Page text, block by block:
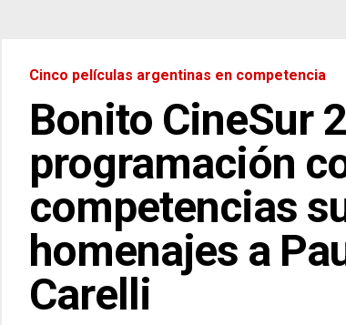
Cinco películas argentinas en competencia
Bonito CineSur
programación
competencias
homenajes a
Carelli